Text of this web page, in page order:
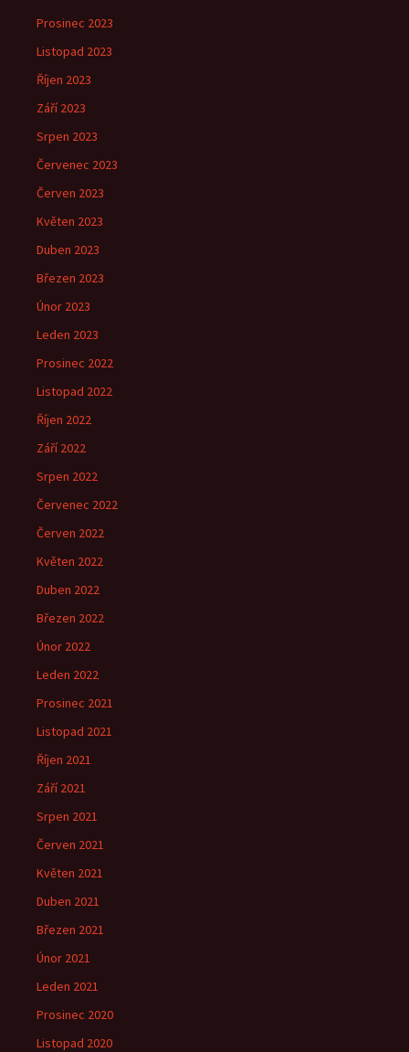
Prosinec 2023
Listopad 2023
Říjen 2023
Září 2023
Srpen 2023
Červenec 2023
Červen 2023
Květen 2023
Duben 2023
Březen 2023
Únor 2023
Leden 2023
Prosinec 2022
Listopad 2022
Říjen 2022
Září 2022
Srpen 2022
Červenec 2022
Červen 2022
Květen 2022
Duben 2022
Březen 2022
Únor 2022
Leden 2022
Prosinec 2021
Listopad 2021
Říjen 2021
Září 2021
Srpen 2021
Červen 2021
Květen 2021
Duben 2021
Březen 2021
Únor 2021
Leden 2021
Prosinec 2020
Listopad 2020